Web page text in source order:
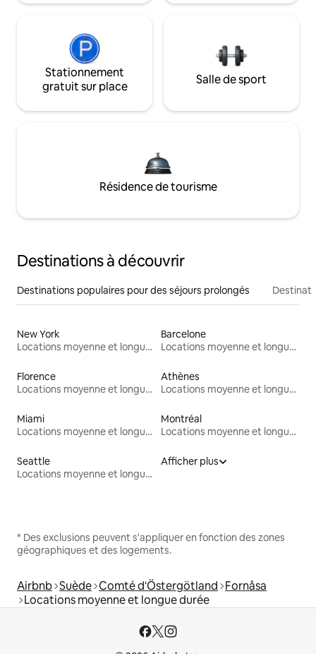
Stationnement
gratuit sur place
Salle de sport
Résidence de tourisme
Destinations à découvrir
Destinations populaires pour des séjours prolongés
New York
Locations moyenne et longue durée
Barcelone
Locations moyenne et longue durée
Florence
Locations moyenne et longue durée
Athènes
Locations moyenne et longue durée
Miami
Locations moyenne et longue durée
Montréal
Locations moyenne et longue durée
Seattle
Locations moyenne et longue durée
Afficher plus
* Des exclusions peuvent s'appliquer en fonction des zones
géographiques et des logements.
Airbnb Suède Comté d'Östergötland Fornåsa
Locations moyenne et longue durée